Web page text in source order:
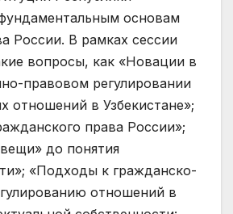
основам
России. В рамках сессии
вопросы, как «Новации в
­правовом регулировании
отношений в Узбекистане»;
права России»;
до понятия
«Подходы к гражданско-
отношений в